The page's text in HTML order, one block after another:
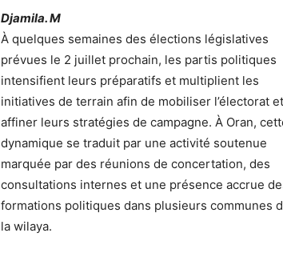
Djamila. M
À quelques semaines des élections législatives
prévues le 2 juillet prochain, les partis politiques
intensifient leurs préparatifs et multiplient les
initiatives de terrain afin de mobiliser l’électorat et
affiner leurs stratégies de campagne. À Oran,
dynamique se traduit par une activité soutenue
marquée par des réunions de concertation, des
consultations internes et une présence accrue
formations politiques dans plusieurs communes
la wilaya.